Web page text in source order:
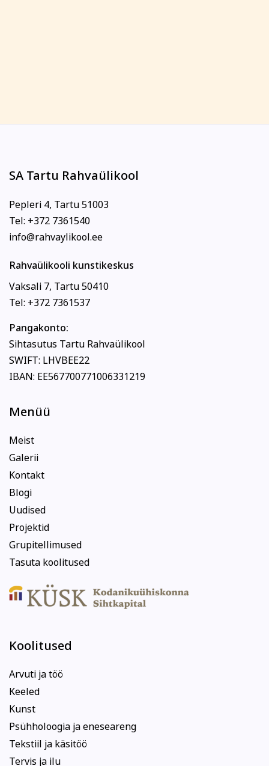
SA Tartu Rahvaülikool
Pepleri 4, Tartu 51003
Tel: +372 7361540
info@rahvaylikool.ee
Rahvaülikooli kunstikeskus
Vaksali 7, Tartu 50410
Tel: +372 7361537
Pangakonto:
Sihtasutus Tartu Rahvaülikool
SWIFT: LHVBEE22
IBAN: EE567700771006331219
Menüü
Meist
Galerii
Kontakt
Blogi
Uudised
Projektid
Grupitellimused
Tasuta koolitused
Koolitused
Arvuti ja töö
Keeled
Kunst
Psühholoogia ja eneseareng
Tekstiil ja käsitöö
Tervis ja ilu